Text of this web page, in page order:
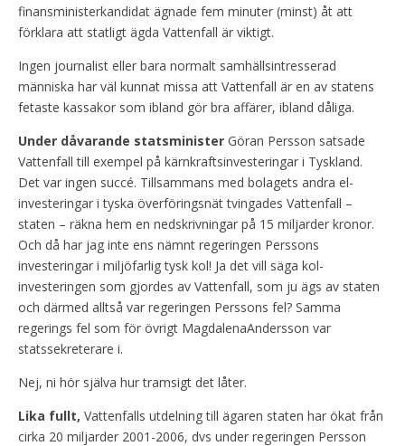
finansministerkandidat ägnade fem minuter (minst) åt att
förklara att statligt ägda Vattenfall är viktigt.
Ingen journalist eller bara normalt samhällsintresserad
människa har väl kunnat missa att Vattenfall är en av statens
fetaste kassakor som ibland gör bra affärer, ibland dåliga.
Under dåvarande statsminister Göran Persson satsade
Vattenfall till exempel på kärnkraftsinvesteringar i Tyskland.
Det var ingen succé. Tillsammans med bolagets andra el-
investeringar i tyska överföringsnät tvingades Vattenfall –
staten – räkna hem en nedskrivningar på 15 miljarder kronor.
Och då har jag inte ens nämnt regeringen Perssons
investeringar i miljöfarlig tysk kol! Ja det vill säga kol-
investeringen som gjordes av Vattenfall, som ju ägs av staten
och därmed alltså var regeringen Perssons fel? Samma
regerings fel som för övrigt MagdalenaAndersson var
statssekreterare i.
Nej, ni hör själva hur tramsigt det låter.
Lika fullt, Vattenfalls utdelning till ägaren staten har ökat från
cirka 20 miljarder 2001-2006, dvs under regeringen Persson